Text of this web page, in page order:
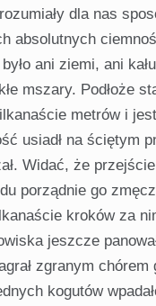
dla nas
absolutnych
ani ziemi, ani
mszary. Podłoże
metrów i
usiadł na ściętym
Widać, że
porządnie go
kroków za
jeszcze
zgranym chórem
kogutów